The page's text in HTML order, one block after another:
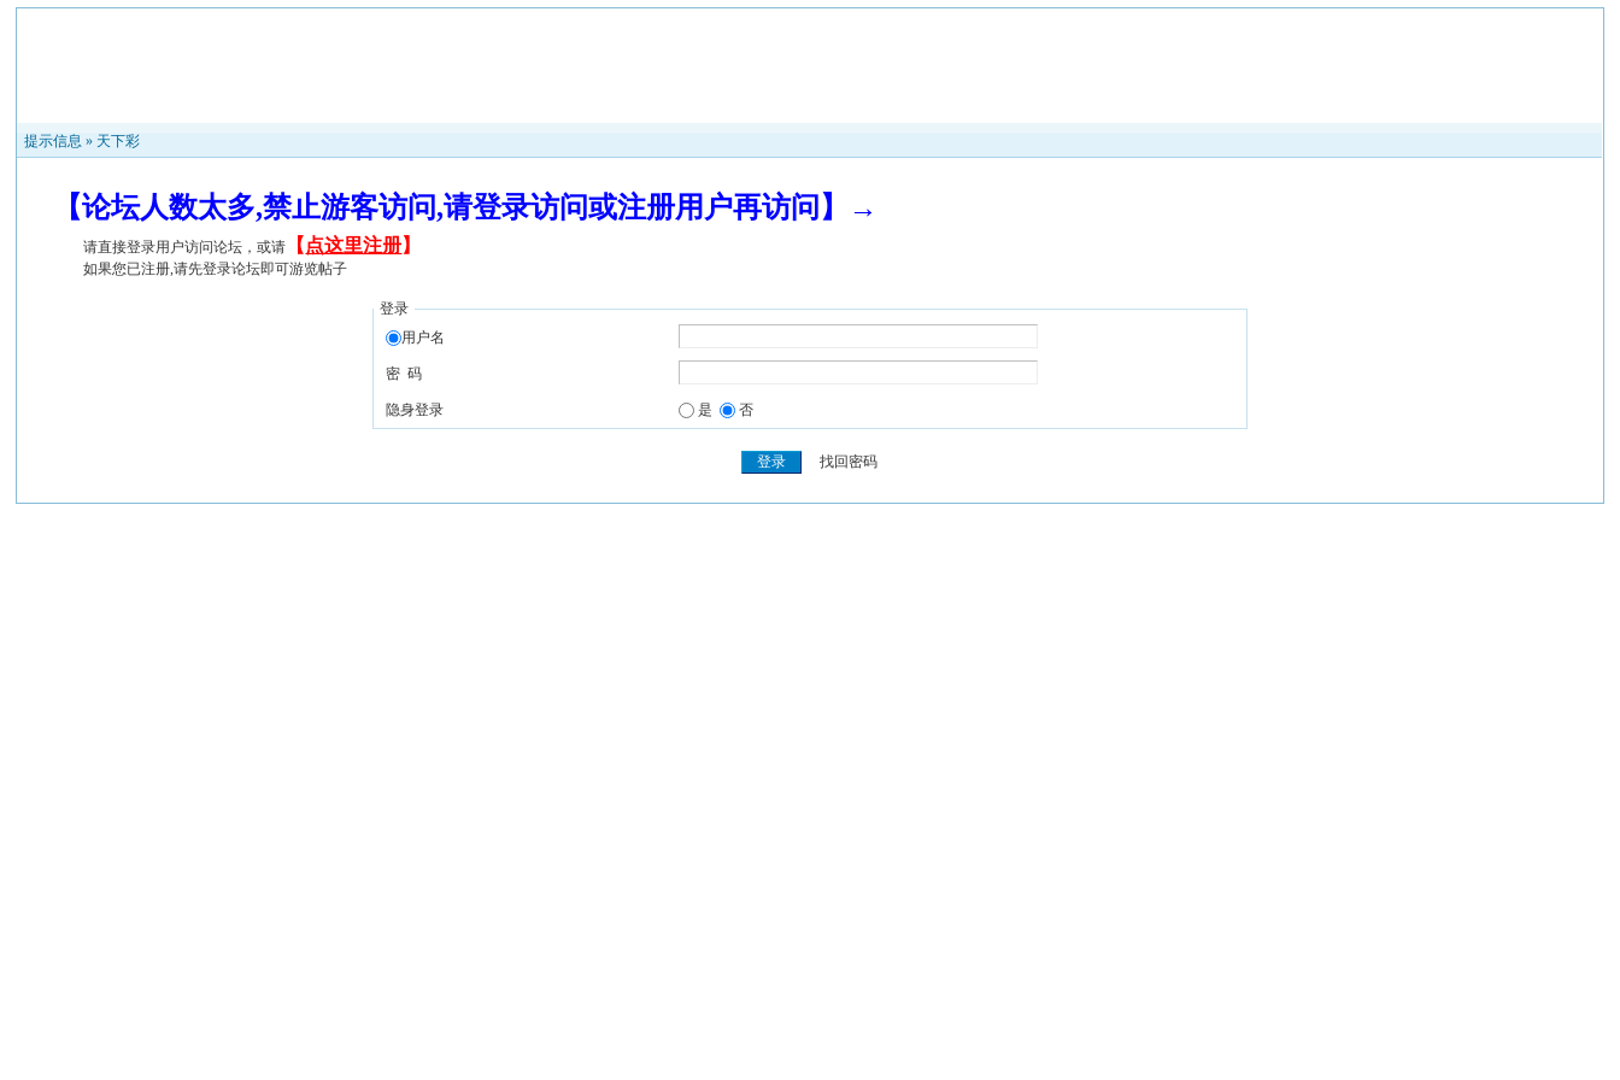
提示信息 » 天下彩
【论坛人数太多,禁止游客访问,请登录访问或注册用户再访问】→
请直接登录用户访问论坛，或请 【 点这里注册】
如果您已注册,请先登录论坛即可游览帖子
登录
用户名
密 码
隐身登录 是 否
找回密码